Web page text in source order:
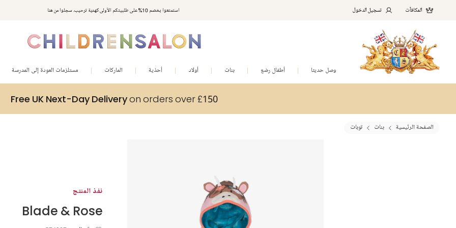
استمتعوا بخصم 10% على طلبيتكم الأولى كهدية ترحيب. سجلوا من هنا المكافآت تسجيل الدخول
وصل حديثا أطفال رضع بنات أولاد أحذية الماركات مستلزمات العودة إلى المدرسة
Free UK Next-Day Deliveryon orders over £150
الصفحة الرئيسية بنات توبات
نفذ المنتج
Blade & Rose